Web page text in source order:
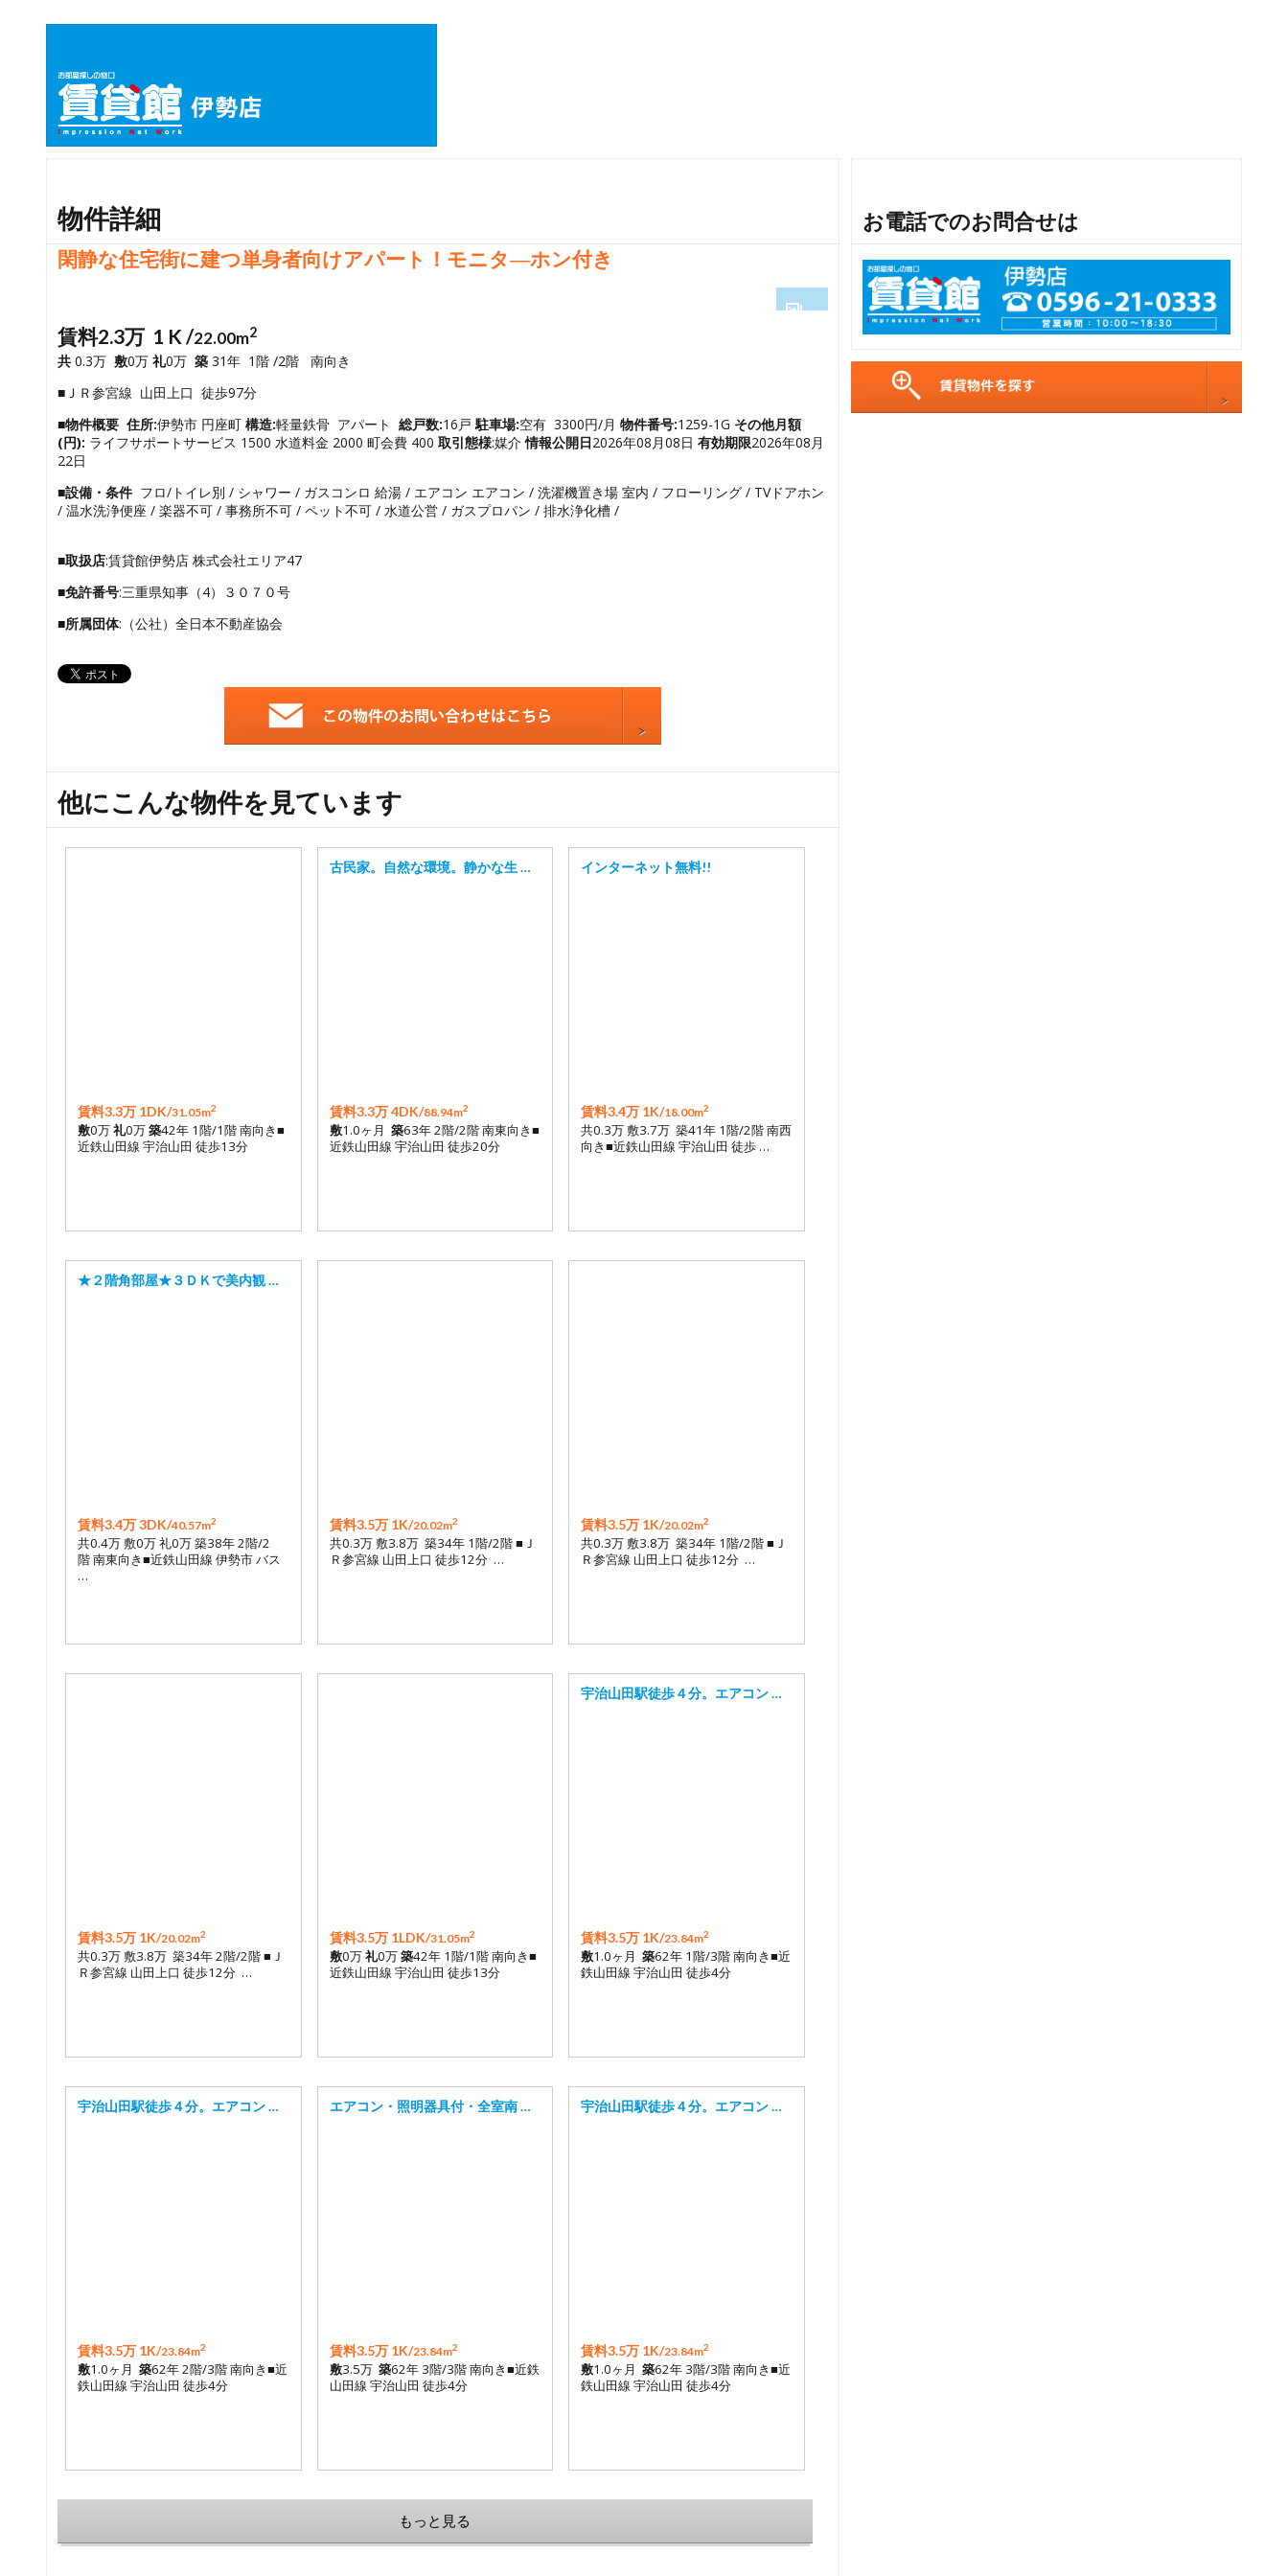
物件詳細
閑静な住宅街に建つ単身者向けアパート！モニタ―ホン付き
4
5
6
16
賃料2.3万 1 K /22.00m2
共 0.3万 敷0万 礼0万 築 31年 1階 /2階 南向き
■ＪＲ参宮線 山田上口 徒歩97分
■物件概要 住所:伊勢市 円座町 構造:軽量鉄骨 アパート 総戸数:16戸 駐車場:空有 3300円/月 物件番号:1259-1G その他月額
(円): ライフサポートサービス 1500 水道料金 2000 町会費 400 取引態様:媒介情報公開日2026年08月08日 有効期限2026年08月
22日
■設備・条件 フロ/トイレ別 / シャワー / ガスコンロ 給湯 / エアコン エアコン / 洗濯機置き場 室内 / フローリング / TVドアホン
/ 温水洗浄便座 / 楽器不可 / 事務所不可 / ペット不可 / 水道公営 / ガスプロパン / 排水浄化槽 /
■取扱店:賃貸館伊勢店 株式会社エリア47
■免許番号:三重県知事（4）３０７０号
■所属団体:（公社）全日本不動産協会
他にこんな物件を見ています
賃料3.3万 1DK/31.05m2
敷0万礼0万築42年 1階/1階 南向き■
近鉄山田線 宇治山田 徒歩13分
古民家。自然な環境。静かな生 …
賃料3.3万 4DK/88.94m2
敷1.0ヶ月 築63年 2階/2階 南東向き■
近鉄山田線 宇治山田 徒歩20分
インターネット無料!!
賃料3.4万 1K/18.00m2
共0.3万 敷3.7万 築41年 1階/2階 南西
向き■近鉄山田線 宇治山田 徒歩 …
★２階角部屋★３ＤＫで美内観 …
賃料3.4万 3DK/40.57m2
共0.4万 敷0万 礼0万 築38年 2階/2
階 南東向き■近鉄山田線 伊勢市 バス
…
賃料3.5万 1K/20.02m2
共0.3万 敷3.8万 築34年 1階/2階 ■Ｊ
Ｒ参宮線 山田上口 徒歩12分 …
賃料3.5万 1K/20.02m2
共0.3万 敷3.8万 築34年 1階/2階 ■Ｊ
Ｒ参宮線 山田上口 徒歩12分 …
賃料3.5万 1K/20.02m2
共0.3万 敷3.8万 築34年 2階/2階 ■Ｊ
Ｒ参宮線 山田上口 徒歩12分 …
賃料3.5万 1LDK/31.05m2
敷0万礼0万築42年 1階/1階 南向き■
近鉄山田線 宇治山田 徒歩13分
宇治山田駅徒歩４分。エアコン …
賃料3.5万 1K/23.84m2
敷1.0ヶ月築62年 1階/3階 南向き■近
鉄山田線 宇治山田 徒歩4分
宇治山田駅徒歩４分。エアコン …
賃料3.5万 1K/23.84m2
敷1.0ヶ月築62年 2階/3階 南向き■近
鉄山田線 宇治山田 徒歩4分
エアコン・照明器具付・全室南 …
賃料3.5万 1K/23.84m2
敷3.5万 築62年 3階/3階 南向き■近鉄
山田線 宇治山田 徒歩4分
宇治山田駅徒歩４分。エアコン …
賃料3.5万 1K/23.84m2
敷1.0ヶ月築62年 3階/3階 南向き■近
鉄山田線 宇治山田 徒歩4分
もっと見る
お電話でのお問合せは